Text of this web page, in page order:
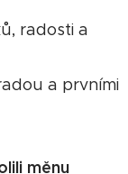
radosti a
a prvními
měnu